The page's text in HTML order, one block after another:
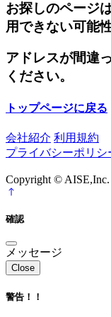
お探しのページ
用できない可能
アドレスが間違
ください。
トップページに戻る
会社紹介 利用規約
プライバシーポリシ
Copyright © AISE,Inc.
確認
メッセージ
Close
警告！！